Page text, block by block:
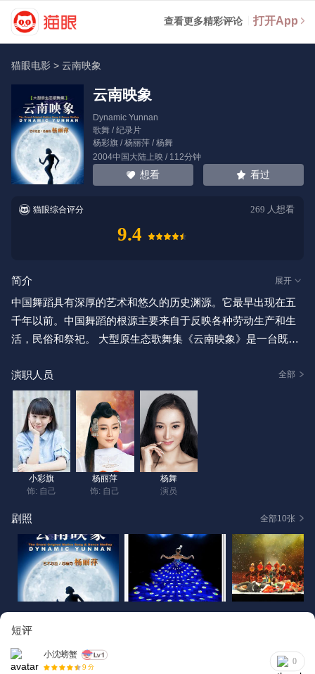
查看更多精彩评论 打开App
猫眼电影 >云南映象
云南映象
Dynamic Yunnan
歌舞 / 纪录片
杨彩旗/杨丽萍/杨舞
2004中国大陆上映 / 112分钟
想看 看过
猫眼综合评分 269 人想看
9.4
简介 展开
中国舞蹈具有深厚的艺术和悠久的历史渊源。它最早出现在五
千年以前。中国舞蹈的根源主要来自于反映各种劳动生产和生
活，民俗和祭祀。 大型原生态歌舞集《云南映象》是一台既有
歌舞精髓和民族舞经典全新整合重构，再创云南浓郁的民族风
情。 在歌舞集中，原生、古朴的民族歌舞与新锐的艺术构思的
碰撞，将带给您一种特定的 “云南映象”。 著名舞蹈家杨丽萍首
次出任大型歌舞集总编导及艺术总监，并领衔主演。 原汁原味
的民族歌舞元素。 云南各民族民间着装的生活原型。 六十二面
鼓的鼓风、鼓韵。一百二十个具有云南民族特色的面具。 《云
南映象》中的道具、牛头、玛尼石、转经筒等全是真的。 百分
体画面效果。
演职人员 全部
小彩旗
饰: 自己
杨丽萍
饰: 自己
杨舞
演员
剧照 全部10张
短评
小沈螃蟹
9 分
0